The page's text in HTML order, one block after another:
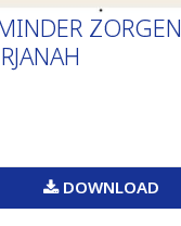
ZORGEN
DOWNLOAD